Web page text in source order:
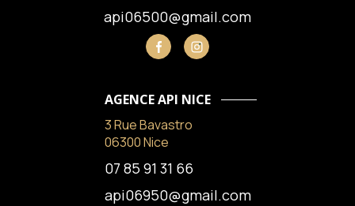
api06500@gmail.com
AGENCE API NICE
3 Rue Bavastro
06300 Nice
07 85 91 31 66
api06950@gmail.com